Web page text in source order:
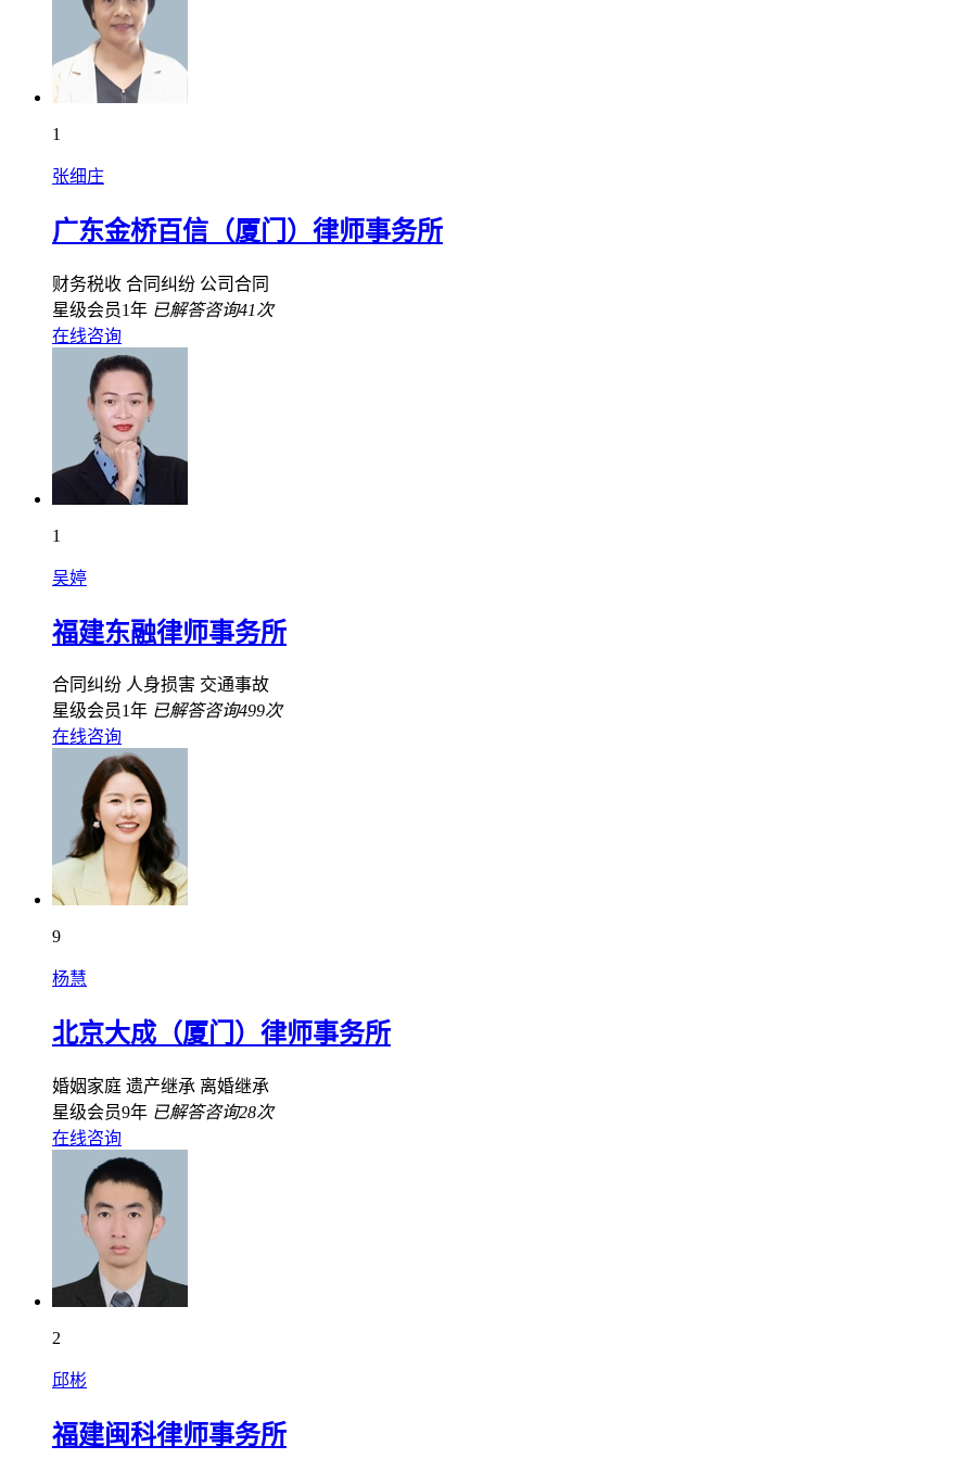
1
张细庄
广东金桥百信（厦门）律师事务所
财务税收 合同纠纷 公司合同
星级会员1年 已解答咨询41次
在线咨询
1
吴婷
福建东融律师事务所
合同纠纷 人身损害 交通事故
星级会员1年 已解答咨询499次
在线咨询
9
杨慧
北京大成（厦门）律师事务所
婚姻家庭 遗产继承 离婚继承
星级会员9年 已解答咨询28次
在线咨询
2
邱彬
福建闽科律师事务所